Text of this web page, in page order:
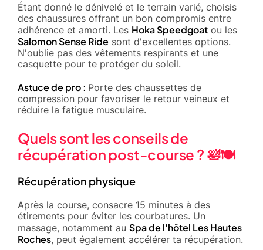
Étant donné le dénivelé et le terrain varié, choisis
des chaussures offrant un bon compromis entre
adhérence et amorti. Les Hoka Speedgoat ou les
Salomon Sense Ride sont d'excellentes options.
N'oublie pas des vêtements respirants et une
casquette pour te protéger du soleil.
Astuce de pro : Porte des chaussettes de
compression pour favoriser le retour veineux et
réduire la fatigue musculaire.
Quels sont les conseils de
récupération post-course ? 🛀🍽️
Récupération physique
Après la course, consacre 15 minutes à des
étirements pour éviter les courbatures. Un
massage, notamment au Spa de l'hôtel Les Hautes
Roches, peut également accélérer ta récupération.